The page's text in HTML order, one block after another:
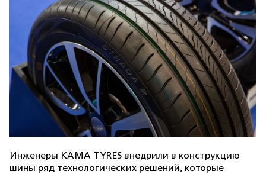
Инженеры KAMA TYRES внедрили в конструкцию
шины ряд технологических решений, которые